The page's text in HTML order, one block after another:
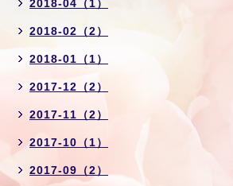
2018-04（1）
2018-02（2）
2018-01（1）
2017-12（2）
2017-11（2）
2017-10（1）
2017-09（2）